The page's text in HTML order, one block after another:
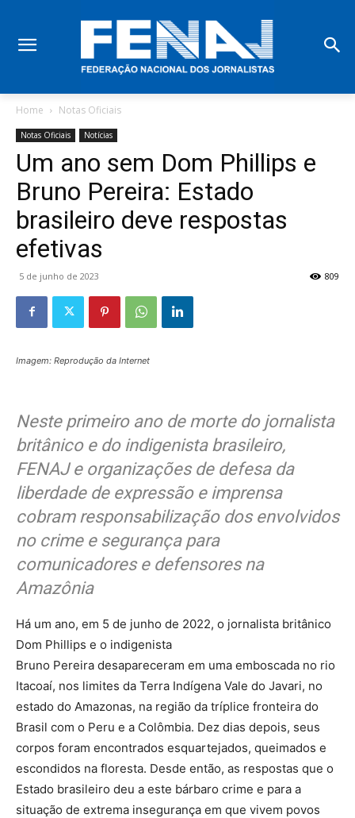
Home Notas Oficiais
Notas Oficiais Notícias
Um ano sem Dom Phillips e
Bruno Pereira: Estado
brasileiro deve respostas
efetivas
5 de junho de 2023 809
Imagem: Reprodução da Internet
Neste primeiro ano de morte do jornalista
britânico e do indigenista brasileiro,
FENAJ e organizações de defesa da
liberdade de expressão e imprensa
cobram responsabilização dos envolvidos
no crime e segurança para
comunicadores e defensores na
Amazônia
Há um ano, em 5 de junho de 2022, o jornalista britânico
Dom Phillips e o indigenista
Bruno Pereira desapareceram em uma emboscada no rio
Itacoaí, nos limites da Terra Indígena Vale do Javari, no
estado do Amazonas, na região da tríplice fronteira do
Brasil com o Peru e a Colômbia. Dez dias depois, seus
corpos foram encontrados esquartejados, queimados e
escondidos na floresta. Desde então, as respostas que o
Estado brasileiro deu a este bárbaro crime e para a
situação de extrema insegurança em que vivem povos